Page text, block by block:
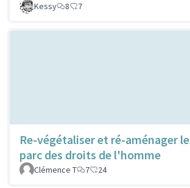
Kessy
8 7
Re-végétaliser et ré-aménager le
parc des droits de l'homme
Clémence T
7 24